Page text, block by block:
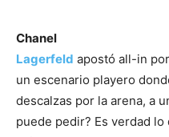
Chanel
Lagerfeld apostó all-in
un escenario playero
descalzas por la arena, a
puede pedir? Es verdad